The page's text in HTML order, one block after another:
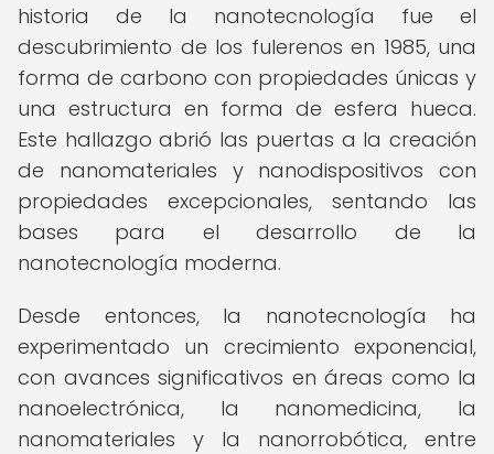
historia de la nanotecnología fue el
descubrimiento de los fulerenos en 1985, una
forma de carbono con propiedades únicas y
una estructura en forma de esfera hueca.
Este hallazgo abrió las puertas a la creación
de nanomateriales y nanodispositivos con
propiedades excepcionales, sentando las
bases para el desarrollo de la
nanotecnología moderna.
Desde entonces, la nanotecnología ha
experimentado un crecimiento exponencial,
con avances significativos en áreas como la
nanoelectrónica, la nanomedicina, la
nanomateriales y la nanorrobótica, entre